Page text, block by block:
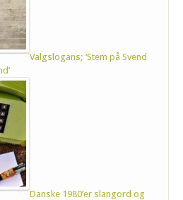
Valgslogans; ‘Stem på Svend
Danske 1980’er slangord og